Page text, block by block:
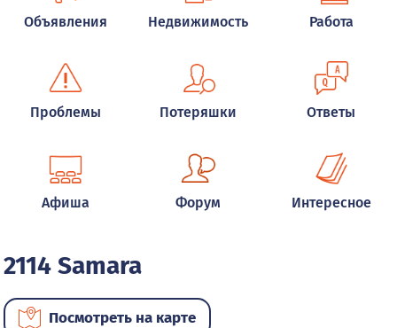
Объявления Недвижимость Работа
Проблемы Потеряшки Ответы
Афиша Форум Интересное
2114 Samara
Посмотреть на карте